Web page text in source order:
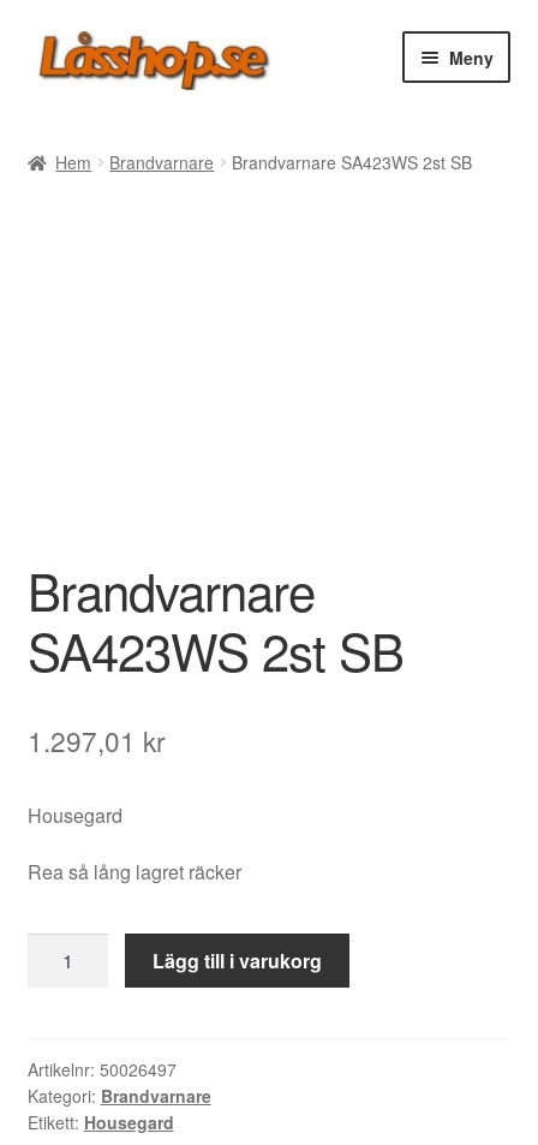
Hoppa
till
Hoppa
till
Meny
Hem Brandvarnare Brandvarnare SA423WS 2st SB
Brandvarnare
SA423WS 2st SB
1.297,01 kr
Housegard
Rea så lång lagret räcker
SA423WS
mängd
Lägg till i varukorg
Artikelnr: 50026497
Kategori: Brandvarnare
Etikett: Housegard